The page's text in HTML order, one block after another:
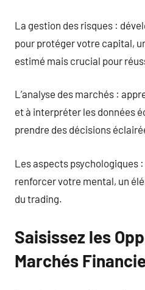
La gestion des risques :
pour protéger votre capital,
estimé mais crucial pour
L’analyse des marchés :
et à interpréter les données
prendre des décisions
Les aspects psychologiques
renforcer votre mental, un
du trading.
Saisissez les
Marchés